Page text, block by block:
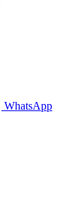
WhatsApp